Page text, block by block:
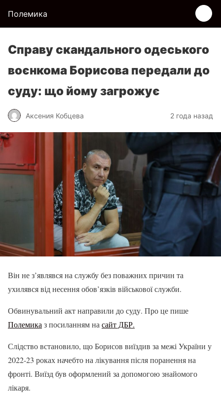
Полемика
Справу скандального одеського
воєнкома Борисова передали до
суду: що йому загрожує
Аксения Кобцева 2 года назад
Він не з’являвся на службу без поважних причин та
ухилявся від несення обов’язків військової служби.
Обвинувальний акт направили до суду. Про це пише
Полемика з посиланням на сайт ДБР.
Слідство встановило, що Борисов виїздив за межі України у
2022-23 роках начебто на лікування після поранення на
фронті. Виїзд був оформлений за допомогою знайомого
лікаря.